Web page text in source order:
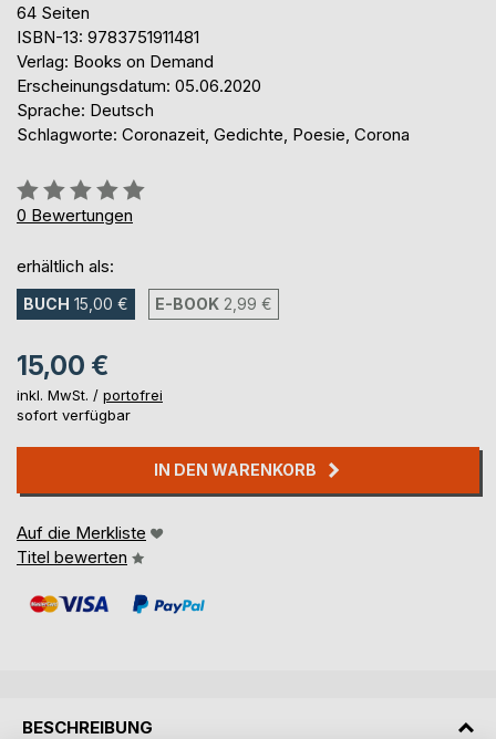
64 Seiten
ISBN-13: 9783751911481
Verlag: Books on Demand
Erscheinungsdatum: 05.06.2020
Sprache: Deutsch
Schlagworte: Coronazeit, Gedichte, Poesie, Corona
Bewertung::
0%
0 Bewertungen
erhältlich als:
BUCH 15,00 € E-BOOK 2,99 €
15,00 €
inkl. MwSt. / portofrei
sofort verfügbar
IN DEN WARENKORB
Auf die Merkliste
Titel bewerten
BESCHREIBUNG